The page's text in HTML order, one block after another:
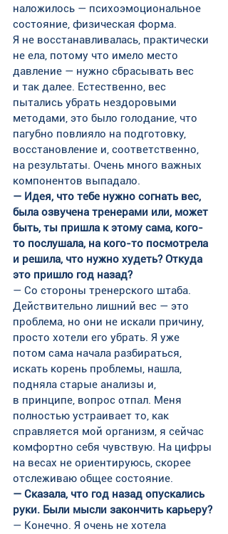
наложилось — психоэмоциональное
состояние, физическая форма.
Я не восстанавливалась, практически
не ела, потому что имело место
давление — нужно сбрасывать вес
и так далее. Естественно, вес
пытались убрать нездоровыми
методами, это было голодание, что
пагубно повлияло на подготовку,
восстановление и, соответственно,
на результаты. Очень много важных
компонентов выпадало.
— Идея, что тебе нужно согнать вес,
была озвучена тренерами или, может
быть, ты пришла к этому сама, кого-
то послушала, на кого-то посмотрела
и решила, что нужно худеть? Откуда
это пришло год назад?
— Со стороны тренерского штаба.
Действительно лишний вес — это
проблема, но они не искали причину,
просто хотели его убрать. Я уже
потом сама начала разбираться,
искать корень проблемы, нашла,
подняла старые анализы и,
в принципе, вопрос отпал. Меня
полностью устраивает то, как
справляется мой организм, я сейчас
комфортно себя чувствую. На цифры
на весах не ориентируюсь, скорее
отслеживаю общее состояние.
— Сказала, что год назад опускались
руки. Были мысли закончить карьеру?
— Конечно. Я очень не хотела